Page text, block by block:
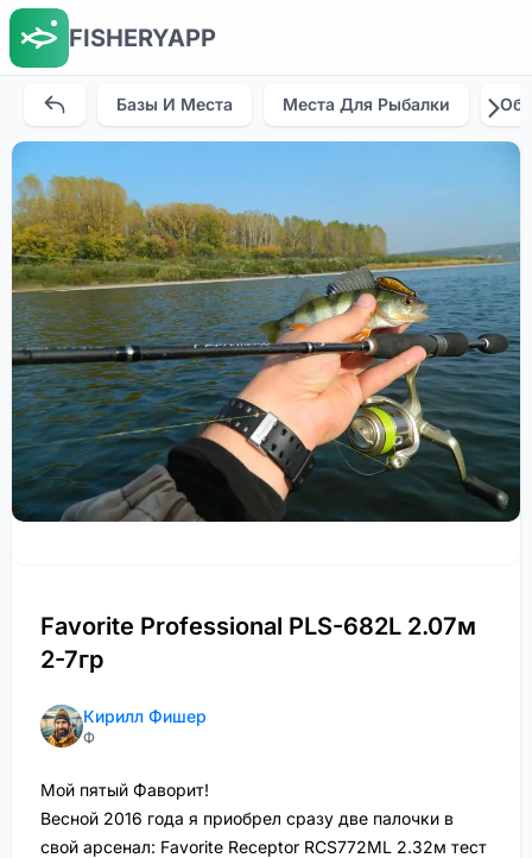
FISHERYAPP
Базы И Места Места Для Рыбалки
Favorite Professional PLS-682L 2.07м
2-7гр
Кирилл Фишер
Ф
Мой пятый Фаворит!
Весной 2016 года я приобрел сразу две палочки в
свой арсенал: Favorite Receptor RCS772ML 2.32м тест